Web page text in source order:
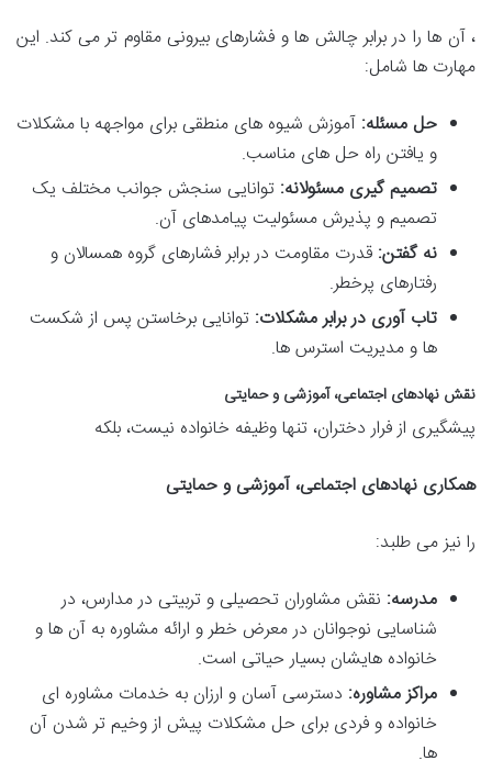
، آن ها را در برابر چالش ها و فشارهای بیرونی مقاوم تر می کند. این
مهارت ها شامل:
حل مسئله: آموزش شیوه های منطقی برای مواجهه با مشکلات
و یافتن راه حل های مناسب.
تصمیم گیری مسئولانه: توانایی سنجش جوانب مختلف یک
تصمیم و پذیرش مسئولیت پیامدهای آن.
نه گفتن: قدرت مقاومت در برابر فشارهای گروه همسالان و
رفتارهای پرخطر.
تاب آوری در برابر مشکلات: توانایی برخاستن پس از شکست
ها و مدیریت استرس ها.
نقش نهادهای اجتماعی، آموزشی و حمایتی
پیشگیری از فرار دختران، تنها وظیفه خانواده نیست، بلکه
همکاری نهادهای اجتماعی، آموزشی و حمایتی
را نیز می طلبد:
مدرسه: نقش مشاوران تحصیلی و تربیتی در مدارس، در
شناسایی نوجوانان در معرض خطر و ارائه مشاوره به آن ها و
خانواده هایشان بسیار حیاتی است.
مراکز مشاوره: دسترسی آسان و ارزان به خدمات مشاوره ای
خانواده و فردی برای حل مشکلات پیش از وخیم تر شدن آن
ها.